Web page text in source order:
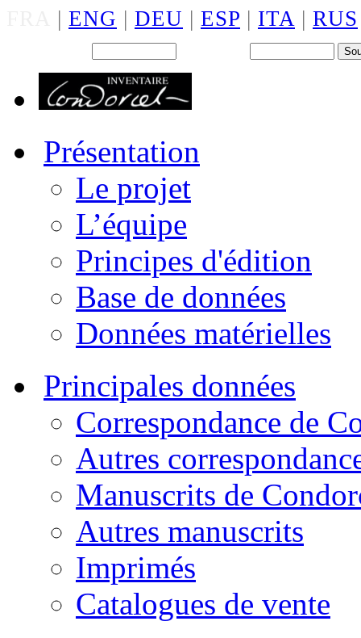
| ENG | DEU | ESP | ITA | RUS
Présentation
Le projet
L’équipe
Principes d'édition
Base de données
Données matérielles
Principales données
Correspondance de
Autres
Manuscrits de
Autres manuscrits
Imprimés
Catalogues de vente